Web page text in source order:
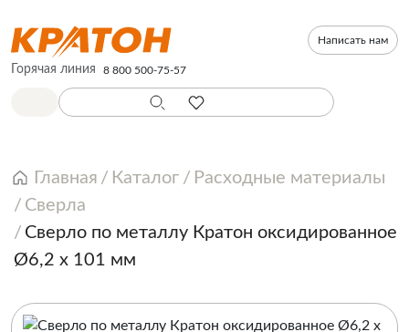
Написать нам
Горячая линия 8 800 500-75-57
Главная Каталог
Расходные материалы
Сверла
Сверло по металлу Кратон оксидированное
Ø6,2 х 101 мм